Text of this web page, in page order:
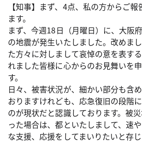
【知事】まず、4点、私の方からご
ます。
まず、今週18日（月曜日）に、大阪
の地震が発生いたしました。改めま
た方々に対しまして哀悼の意を表す
れました皆様に心からのお見舞いを
す。
日々、被害状況が、細かい部分も含
おりますけれども、応急復旧の段階
のが現状だと認識しております。被
った場合は、都といたしまして、速
な支援、応援をしてまいりたいと存じ